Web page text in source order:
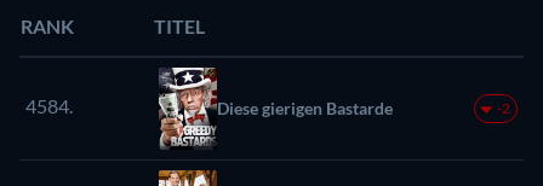
RANK TITEL
4584. Diese gierigen Bastarde -2